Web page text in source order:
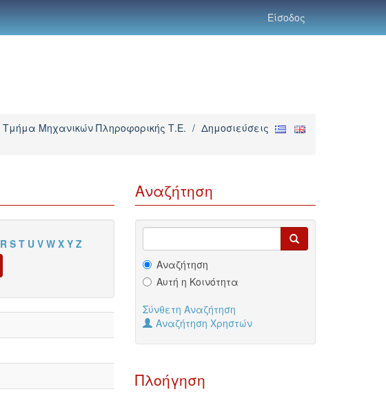
Είσοδος
Τμήμα Μηχανικών Πληροφορικής Τ.Ε. / Δημοσιεύσεις
R S T U V W X Y Z
Αναζήτηση
Αναζήτηση
Αυτή η Κοινότητα
Σύνθετη Αναζήτηση
Αναζήτηση Χρηστών
Πλοήγηση